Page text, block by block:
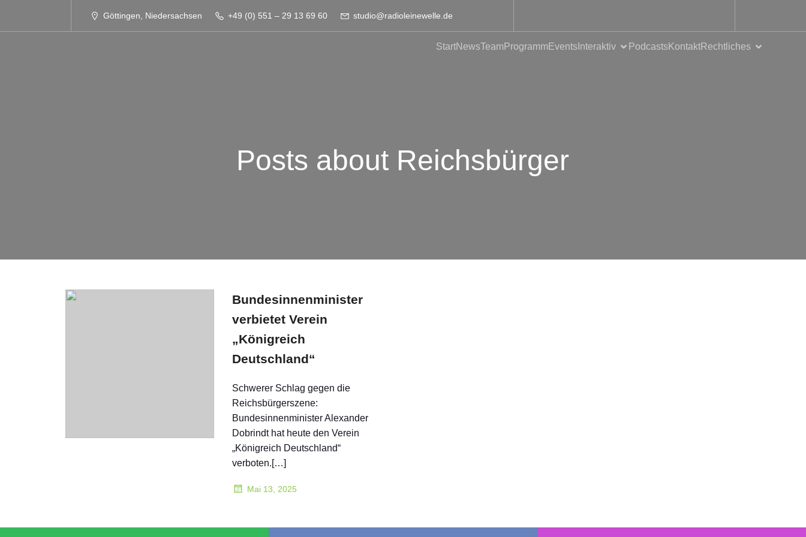
Göttingen, Niedersachsen +49 (0) 551 – 29 13 69 60 studio@radioleinewelle.de
StartNewsTeam Programm Events Interaktiv PodcastsKontaktRechtliches
Posts about Reichsbürger
Bundesinnenminister
verbietet Verein
„Königreich
Deutschland“
Schwerer Schlag gegen die
Reichsbürgerszene:
Bundesinnenminister Alexander
Dobrindt hat heute den Verein
„Königreich Deutschland“
verboten.[…]
Mai 13, 2025